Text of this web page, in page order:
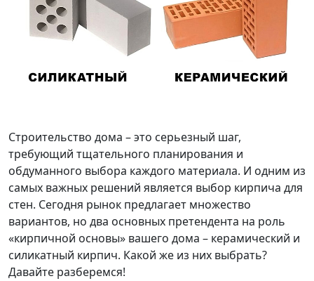
Строительство дома – это серьезный шаг,
требующий тщательного планирования и
обдуманного выбора каждого материала. И одним из
самых важных решений является выбор кирпича для
стен. Сегодня рынок предлагает множество
вариантов, но два основных претендента на роль
«кирпичной основы» вашего дома – керамический и
силикатный кирпич. Какой же из них выбрать?
Давайте разберемся!